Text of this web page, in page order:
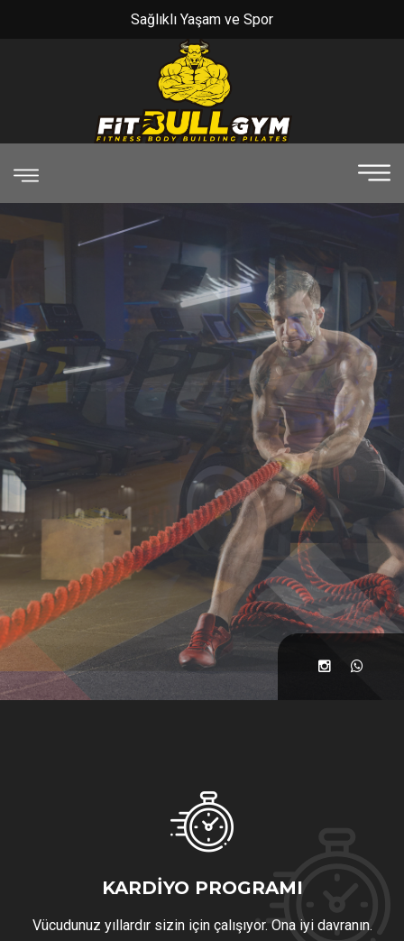
Sağlıklı Yaşam ve Spor
FITBULL GYM
SPORA
BAŞLAMANIN
TAM ZAMANI
KARDIYO PROGRAMI
Vücudunuz yıllardır sizin için çalışıyor. Ona iyi davranın.